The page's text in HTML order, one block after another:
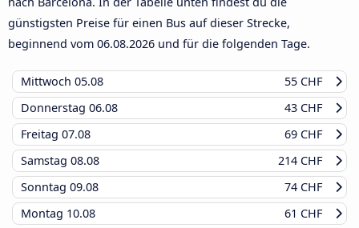
günstigsten Preise für einen Bus auf dieser Strecke,
beginnend vom 06.08.2026 und für die folgenden Tage.
Mittwoch 05.08
55 CHF
Donnerstag 06.08
43 CHF
Freitag 07.08
69 CHF
Samstag 08.08
214 CHF
Sonntag 09.08
74 CHF
Montag 10.08
61 CHF